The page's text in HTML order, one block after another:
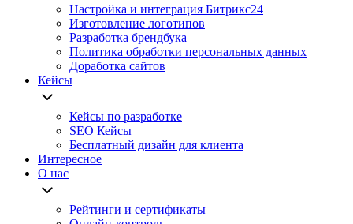
Настройка и интеграция Битрикс24
Изготовление логотипов
Разработка брендбука
Политика обработки персональных данных
Доработка сайтов
Кейсы
Кейсы по разработке
SEO Кейсы
Бесплатный дизайн для клиента
Интересное
О нас
Рейтинги и сертификаты